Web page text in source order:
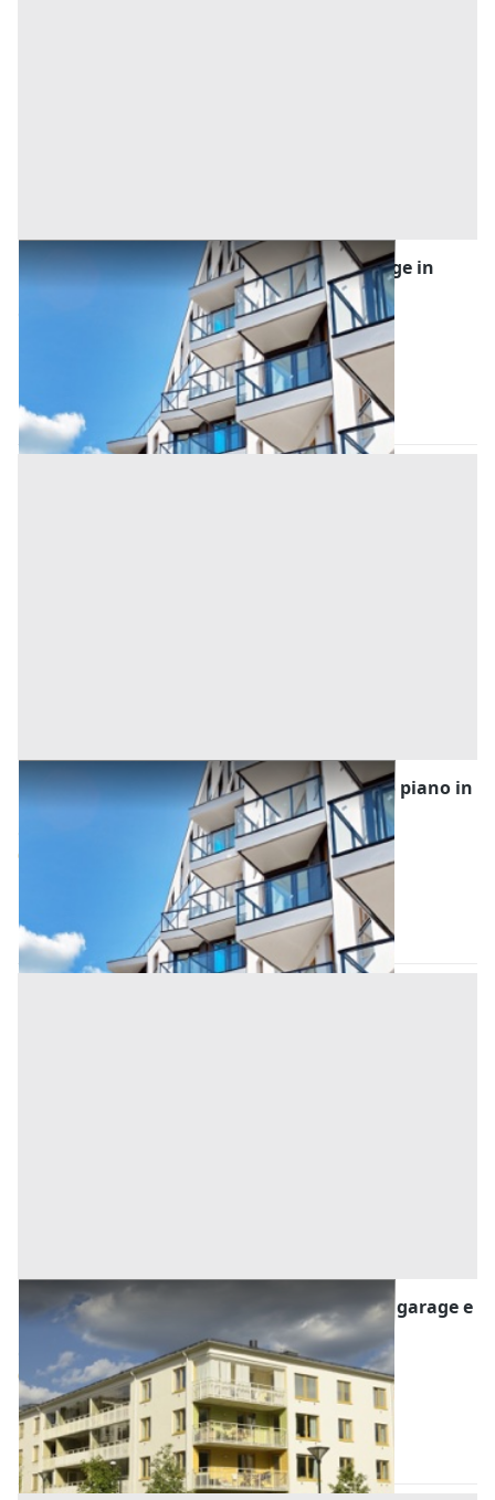
Asta Appartamento su due livelli con garage in
complesso condominiale
Selvazzano Dentro (Padova)
141.000 €
c8d00fc3
Asta chiusa
Asta Appartamento con garage al secondo piano in
condominio
Selvazzano Dentro (Padova)
60.000 € 80.000 €
935ad738
Asta chiusa
Asta Porzione immobiliare bifamiliare con garage e
magazzino
Selvazzano Dentro (Padova)
Offerta minima
60.000 € 80.000 €
Codice asta: AI3393588
Asta chiusa